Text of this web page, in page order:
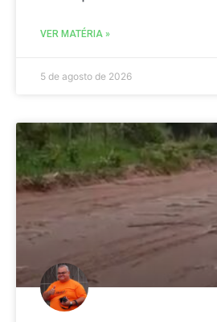
VER MATÉRIA »
5 de agosto de 2026